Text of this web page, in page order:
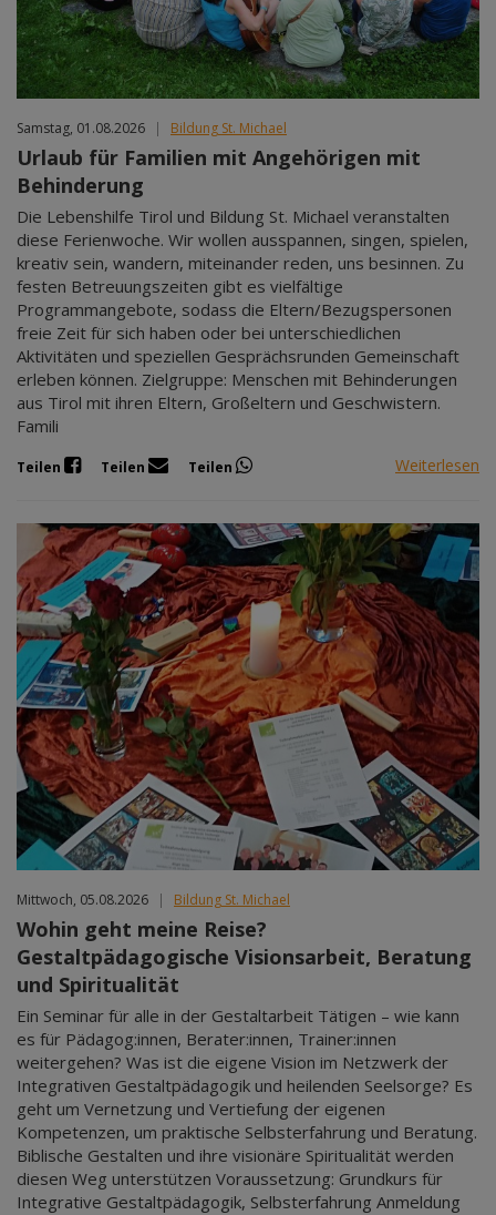
Mai 2027
Jun 2027
Jul 2027
Samstag, 01.08.2026 | Bildung St. Michael
Urlaub für Familien mit Angehörigen mit
Behinderung
Die Lebenshilfe Tirol und Bildung St. Michael veranstalten
diese Ferienwoche. Wir wollen ausspannen, singen, spielen,
kreativ sein, wandern, miteinander reden, uns besinnen. Zu
festen Betreuungszeiten gibt es vielfältige
Programmangebote, sodass die Eltern/Bezugspersonen
freie Zeit für sich haben oder bei unterschiedlichen
Aktivitäten und speziellen Gesprächsrunden Gemeinschaft
erleben können. Zielgruppe: Menschen mit Behinderungen
aus Tirol mit ihren Eltern, Großeltern und Geschwistern.
Famili
Teilen Teilen Teilen Weiterlesen
Mittwoch, 05.08.2026 | Bildung St. Michael
Wohin geht meine Reise?
Gestaltpädagogische Visionsarbeit, Beratung
und Spiritualität
Ein Seminar für alle in der Gestaltarbeit Tätigen – wie kann
es für Pädagog:innen, Berater:innen, Trainer:innen
weitergehen? Was ist die eigene Vision im Netzwerk der
Integrativen Gestaltpädagogik und heilenden Seelsorge? Es
geht um Vernetzung und Vertiefung der eigenen
Kompetenzen, um praktische Selbsterfahrung und Beratung.
Biblische Gestalten und ihre visionäre Spiritualität werden
diesen Weg unterstützen Voraussetzung: Grundkurs für
Integrative Gestaltpädagogik, Selbsterfahrung Anmeldung